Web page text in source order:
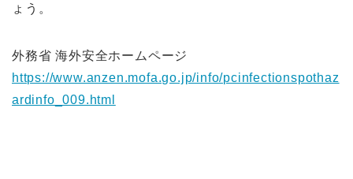
ょう。
外務省 海外安全ホームページ
https://www.anzen.mofa.go.jp/info/pcinfectionspothaz
ardinfo_009.html